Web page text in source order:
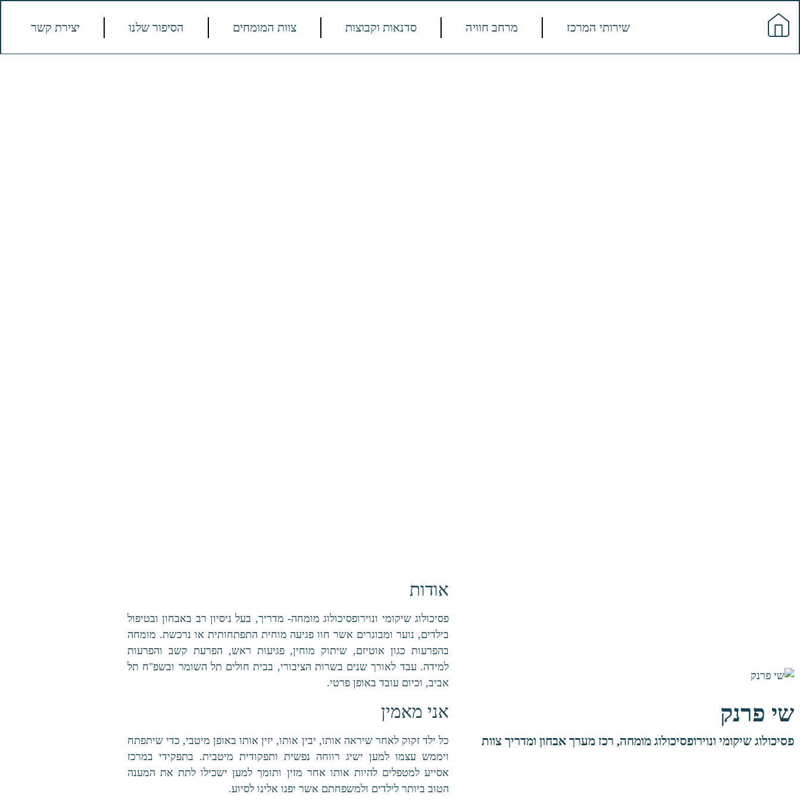
שירותי המרכז מרחב חוויה סדנאות וקבוצות צוות המומחים הסיפור שלנו יצירת קשר
שי פרנק
פסיכולוג שיקומי ונוירופסיכולוג מומחה, רכז מערך אבחון ומדריך צוות
אודות
פסיכולוג שיקומי ונוירופסיכולוג מומחה- מדריך, בעל ניסיון רב באבחון ובטיפול
בילדים, נוער ומבוגרים אשר חוו פגיעה מוחית התפתחותית או נרכשת. מומחה
בהפרעות כגון אוטיזם, שיתוק מוחין, פגיעות ראש, הפרעת קשב והפרעות
למידה. עבד לאורך שנים בשרות הציבורי, בבית חולים תל השומר ובשפ"ח תל
אביב, וכיום עובד באופן פרטי.
אני מאמין
כל ילד זקוק לאחר שיראה אותו, יבין אותו, יזין אותו באופן מיטבי, כדי שיתפתח
ויממש עצמו למען ישיג רווחה נפשית ותפקודית מיטבית. בתפקידי במרכז
אסייע למטפלים להיות אותו אחר מזין ותומך למען ישכילו לתת את המענה
הטוב ביותר לילדים ולמשפחתם אשר יפנו אלינו לסיוע.